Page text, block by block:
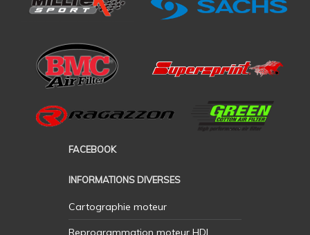
FACEBOOK
INFORMATIONS DIVERSES
Cartographie moteur
Reprogrammation moteur HDI